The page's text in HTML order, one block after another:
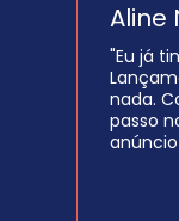
Aline
"Eu já
nada.
passo